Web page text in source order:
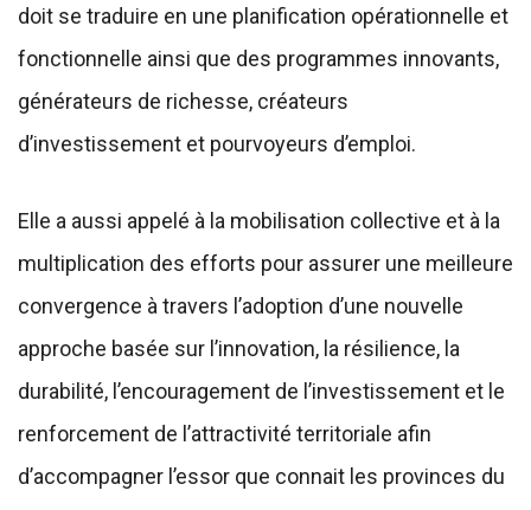
doit se traduire en une planification opérationnelle et
fonctionnelle ainsi que des programmes innovants,
générateurs de richesse, créateurs
d’investissement et pourvoyeurs d’emploi.
Elle a aussi appelé à la mobilisation collective et à la
multiplication des efforts pour assurer une meilleure
convergence à travers l’adoption d’une nouvelle
approche basée sur l’innovation, la résilience, la
durabilité, l’encouragement de l’investissement et le
renforcement de l’attractivité territoriale afin
d’accompagner l’essor que connait les provinces du